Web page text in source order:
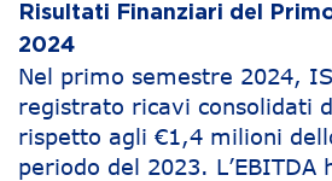
Risultati Finanziari del
2024
Nel primo semestre 2024,
registrato ricavi consolidati
rispetto agli €1,4 milioni
periodo del 2023. L’EBITDA